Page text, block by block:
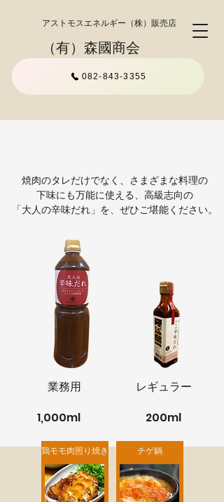
アストモスエネルギー（株）販売店
（有）森國商会
082-843-3355
焼肉のタレだけでなく、さまざまな料理の
下味にも万能に使える、高級志向の
「大人の辛味だれ」を、ぜひご堪能ください。
​業務用
レギュラー
1,000ml
200ml
鶏モモ肉照り焼き チゲ鍋